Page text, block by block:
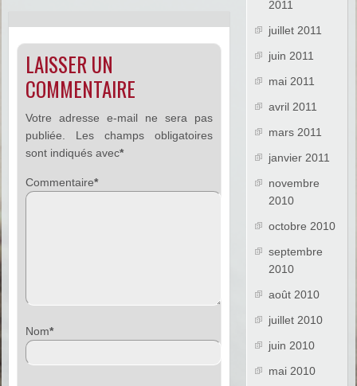
LAISSER UN
COMMENTAIRE
Votre adresse e-mail ne sera pas
publiée.
Les champs obligatoires
sont indiqués avec*
Commentaire*
Nom*
2011
juillet 2011
juin 2011
mai 2011
avril 2011
mars 2011
janvier 2011
novembre
2010
octobre 2010
septembre
2010
août 2010
juillet 2010
juin 2010
mai 2010